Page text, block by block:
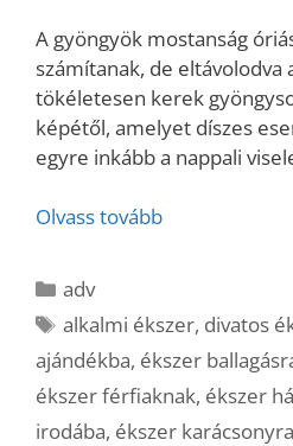
A gyöngyök mostanság
számítanak, de eltávolodva
tökéletesen kerek
képétől, amelyet díszes
egyre inkább a nappali
Olvass tovább
Kategória
adv
Címkék
alkalmi ékszer, divatos
ajándékba, ékszer
ékszer férfiaknak, ékszer
irodába, ékszer karácsonyra